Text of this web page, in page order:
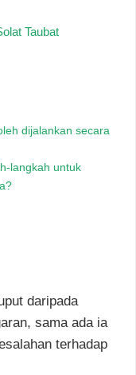
Taubat
dijalankan secara
langkah untuk
daripada
sama ada ia
terhadap